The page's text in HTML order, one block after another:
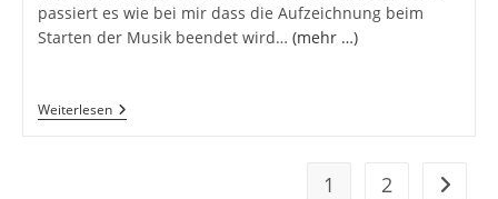
passiert es wie bei mir dass die Aufzeichnung beim
Starten der Musik beendet wird… (mehr …)
WeiterlesenEndomondo
–
1 2 Zur